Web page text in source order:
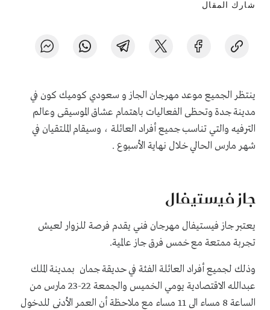
شارك المقال
ينتظر الجميع موعد مهرجان الجاز و سعودي كوميك كون في
مدينة جدة وتحظى الفعاليات باهتمام عشاق الموسيقى وعالم
الترفيه والتي تناسب جميع أفراد العائلة ، وسيقام الملتقيان في
شهر مارس الحالي خلال نهاية الأسبوع .
جاز فيستيفال
يعتبر جاز فيستيفال مهرجان فني يقدم فرصة للزوار لعيش
تجربة ممتعة مع خمس فرق جاز عالمية.
وذلك لجميع أفراد العائلة الفئة في حديقة جمان بمدينة الملك
عبدالله الاقتصادية يومي الخميس والجمعة 22-23 مارس من
الساعة 8 مساء الى 11 مساء مع ملاحظة أن العمر الأدنى للدخول